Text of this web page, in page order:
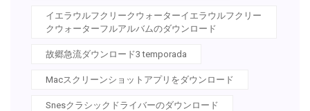
イエラウルフクリークウォーターイエラウルフクリー
クウォーターフルアルバムのダウンロード
故郷急流ダウンロード3 temporada
Macスクリーンショットアプリをダウンロード
Snesクラシックドライバーのダウンロード